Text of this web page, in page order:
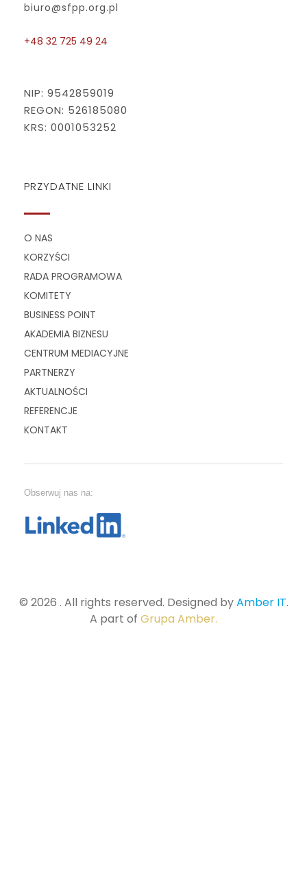
biuro@sfpp.org.pl
+48 32 725 49 24
NIP: 9542859019
REGON: 526185080
KRS: 0001053252
PRZYDATNE LINKI
O NAS
KORZYŚCI
RADA PROGRAMOWA
KOMITETY
BUSINESS POINT
AKADEMIA BIZNESU
CENTRUM MEDIACYJNE
PARTNERZY
AKTUALNOŚCI
REFERENCJE
KONTAKT
Obserwuj nas na:
© 2026 . All rights reserved. Designed byAmber IT.
A part of Grupa Amber.